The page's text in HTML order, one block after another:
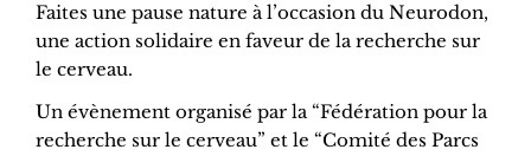
Faites une pause nature à l’occasion du Neurodon,
une action solidaire en faveur de la recherche sur
le cerveau.
Un évènement organisé par la “Fédération pour la
recherche sur le cerveau” et le “Comité des Parcs